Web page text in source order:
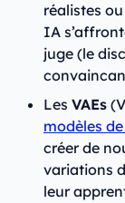
réalistes
IA
juge (le
Les VAEs
modèles
créer de
variations
leur